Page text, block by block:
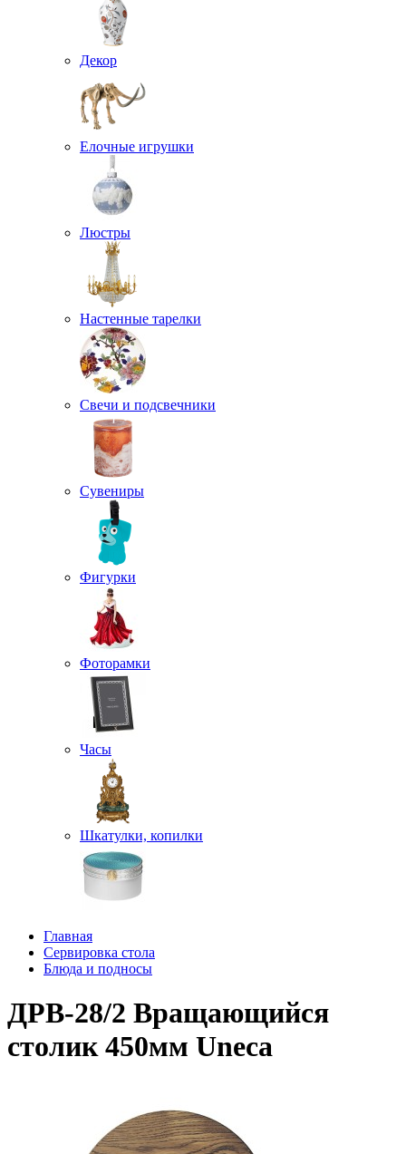
Декор
Елочные игрушки
Люстры
Настенные тарелки
Свечи и подсвечники
Сувениры
Фигурки
Фоторамки
Часы
Шкатулки, копилки
Главная
Сервировка стола
Блюда и подносы
ДРВ-28/2 Вращающийся
столик 450мм Uneca